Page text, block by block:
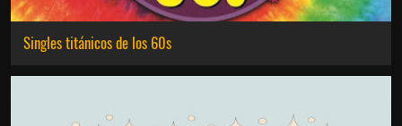
Singles titánicos de los 60s